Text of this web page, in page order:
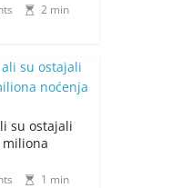
2 min
su ostajali
miliona
1 min